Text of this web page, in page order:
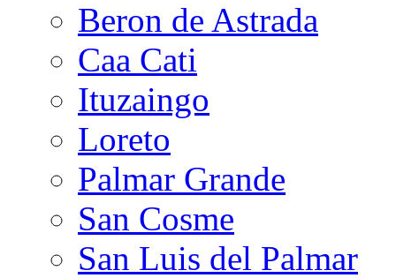
Beron de Astrada
Caa Cati
Ituzaingo
Loreto
Palmar Grande
San Cosme
San Luis del Palmar